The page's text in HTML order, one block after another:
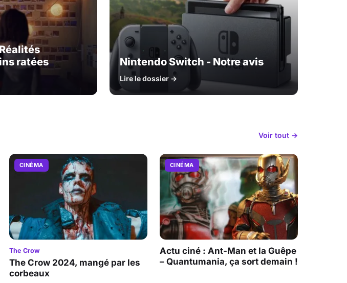
ratées
Nintendo Switch - Notre avis
Lire le dossier →
Voir tout →
CINÉMA
The Crow
The Crow 2024, mangé par les
corbeaux
CINÉMA
Actu ciné : Ant-Man et la Guêpe
– Quantumania, ça sort demain !